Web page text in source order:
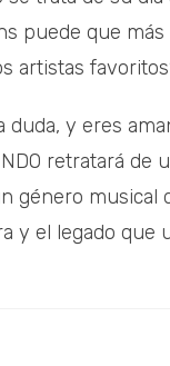
puede que
artistas
y eres
retratará
género
y el legado que